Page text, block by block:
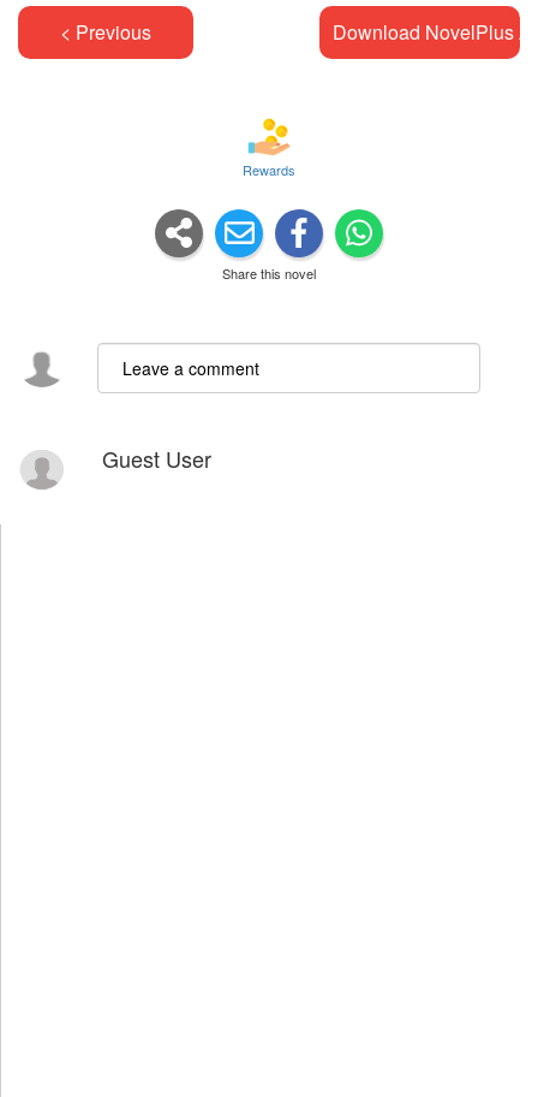
< Previous Download NovelPlus
Rewards
Share this novel
Guest User